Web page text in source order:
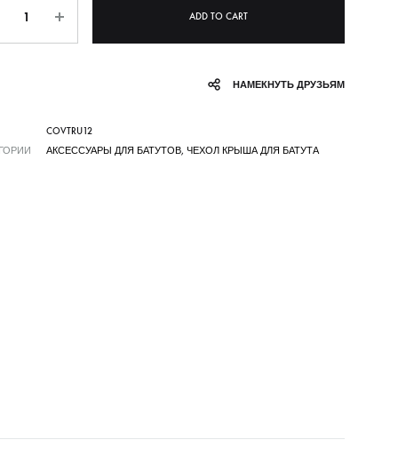
ADD TO CART
НАМЕКНУТЬ ДРУЗЬЯМ
COVTRU12
АКСЕССУАРЫ ДЛЯ БАТУТОВ, ЧЕХОЛ КРЫША ДЛЯ БАТУТА